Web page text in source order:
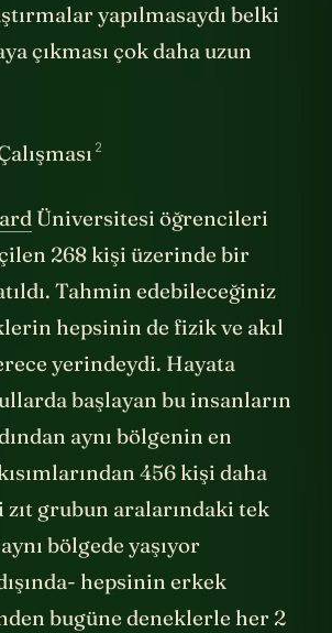
yapılmasaydı belki
çıkması çok daha uzun
2
Üniversitesi öğrencileri
268 kişi üzerinde bir
Tahmin edebileceğiniz
hepsinin de fizik ve akıl
yerindeydi. Hayata
başlayan bu insanların
aynı bölgenin en
456 kişi daha
grubun aralarındaki tek
bölgede yaşıyor
hepsinin erkek
bugüne deneklerle her 2